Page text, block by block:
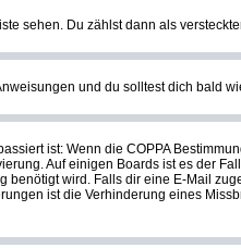
sehen. Du zählst dann als
und du solltest dich bald
ist: Wenn die COPPA
Auf einigen Boards ist es der
wird. Falls dir eine E-Mail
ist die Verhinderung eines